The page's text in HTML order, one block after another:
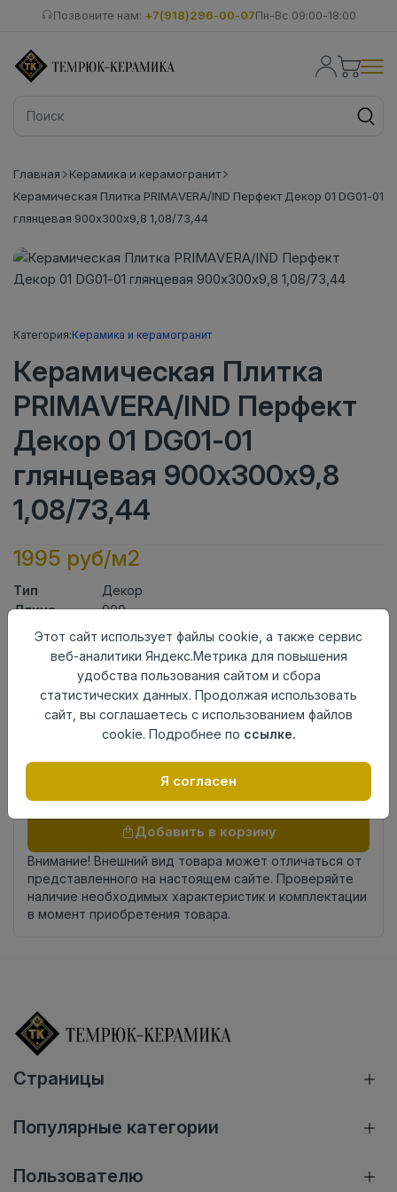
Позвоните нам: +7(918)296-00-07Пн-Вс 09:00-18:00
Главная
Керамика и керамогранит
Керамическая Плитка PRIMAVERA/IND Перфект Декор 01 DG01-01
глянцевая 900х300х9,8 1,08/73,44
Категория:Керамика и керамогранит
Керамическая Плитка
PRIMAVERA/IND Перфект
Декор 01 DG01-01
глянцевая 900х300х9,8
1,08/73,44
1995 руб/м2
Тип
Декор
Длина
900
Ширина
Актуальность
Выведен из ассортимента
Керамическая Плитка
Толщина
Поверхность
глянцевая
происхождения
Осталось25 упак
Добавить в корзину
Внимание! Внешний вид товара может отличаться от
представленного на настоящем сайте. Проверяйте
наличие необходимых характеристик и комплектации
в момент приобретения товара.
Страницы
Популярные категории
Пользователю
Этот сайт использует файлы cookie, а также сервис
веб-аналитики Яндекс.Метрика для повышения
удобства пользования сайтом и сбора
статистических данных. Продолжая использовать
сайт, вы соглашаетесь с использованием файлов
cookie. Подробнее по ссылке.
Я согласен